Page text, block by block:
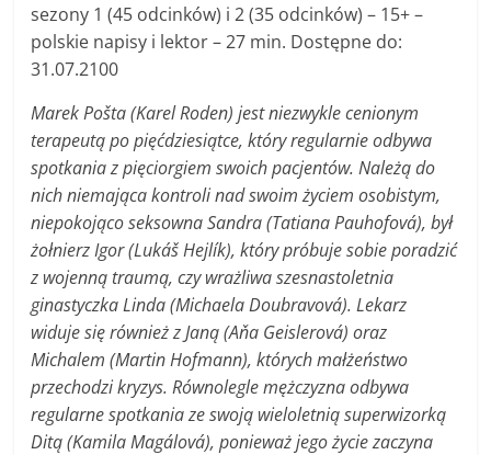
sezony 1 (45 odcinków) i 2 (35 odcinków) – 15+ –
polskie napisy i lektor – 27 min. Dostępne do:
31.07.2100
Marek Pošta (Karel Roden) jest niezwykle cenionym
terapeutą po pięćdziesiątce, który regularnie odbywa
spotkania z pięciorgiem swoich pacjentów. Należą do
nich niemająca kontroli nad swoim życiem osobistym,
niepokojąco seksowna Sandra (Tatiana Pauhofová), był
żołnierz Igor (Lukáš Hejlík), który próbuje sobie poradzić
z wojenną traumą, czy wrażliwa szesnastoletnia
ginastyczka Linda (Michaela Doubravová). Lekarz
widuje się również z Janą (Aňa Geislerová) oraz
Michalem (Martin Hofmann), których małżeństwo
przechodzi kryzys. Równolegle mężczyzna odbywa
regularne spotkania ze swoją wieloletnią superwizorką
Ditą (Kamila Magálová), ponieważ jego życie zaczyna